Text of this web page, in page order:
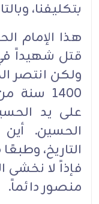
بتكليفنا،
هذا الإمام
قتل شهيداً
ولكن انتصر
1400
على يد
الحسين. أين
التاريخ،
فإذاً لا
منصور دائماً.